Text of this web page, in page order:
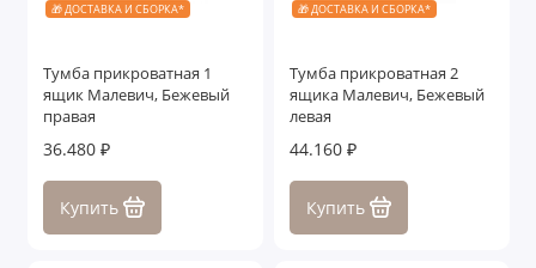
🎁 ДОСТАВКА И СБОРКА*
Тумба прикроватная 1
ящик Малевич, Бежевый
правая
36.480 ₽
Купить
🎁 ДОСТАВКА И СБОРКА*
Тумба прикроватная 2
ящика Малевич, Бежевый
левая
44.160 ₽
Купить